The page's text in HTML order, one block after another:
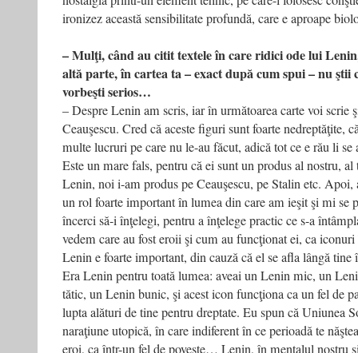
ironizez această sensibilitate profun­dă, care e aproape
– Mulţi, când au citit textele în care ridici ode lui
altă parte, în cartea ta – exact după cum spui – nu ştii
vorbeşti serios…
– Despre Lenin am scris, iar în următoarea carte voi scrie
Ceauşescu. Cred că aceste figuri sunt foarte nedreptăţite,
multe lucruri pe care nu le-au făcut, adică tot ce e rău li se
Este un mare fals, pentru că ei sunt un produs al nostru,
Lenin, noi i-am produs pe Ceauşescu, pe Stalin etc. Apoi,
un rol foarte important în lumea din care am ieşit şi mi se
încerci să-i înţelegi, pentru a înţelege practic ce s-a
vedem care au fost eroii şi cum au funcţionat ei, ca
Lenin e foarte important, din cauză că el se afla lângă
Era Lenin pentru toată lumea: aveai un Lenin mic, un
tătic, un Lenin bunic, şi acest icon funcţiona ca un fel de
lupta alături de tine pentru dreptate. Eu spun că Uniunea
naraţiune utopică, în care indiferent în ce perioadă te
eroi, ca într-un fel de poveste… Lenin, în mentalul nostru